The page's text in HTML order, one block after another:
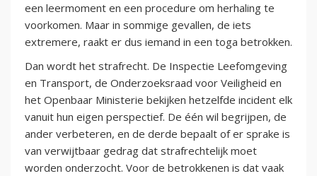
een leermoment en een procedure om herhaling te
voorkomen. Maar in sommige gevallen, de iets
extremere, raakt er dus iemand in een toga betrokken.
Dan wordt het strafrecht. De Inspectie Leefomgeving
en Transport, de Onderzoeksraad voor Veiligheid en
het Openbaar Ministerie bekijken hetzelfde incident elk
vanuit hun eigen perspectief. De één wil begrijpen, de
ander verbeteren, en de derde bepaalt of er sprake is
van verwijtbaar gedrag dat strafrechtelijk moet
worden onderzocht. Voor de betrokkenen is dat vaak